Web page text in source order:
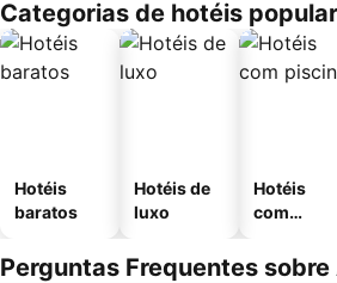
Categorias de hotéis
Hotéis
baratos
Hotéis de
luxo
Hotéis
com
Perguntas Frequentes